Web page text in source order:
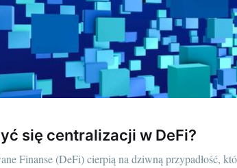
się centralizacji w DeFi?
Finanse (DeFi) cierpią na dziwną przypadłość,